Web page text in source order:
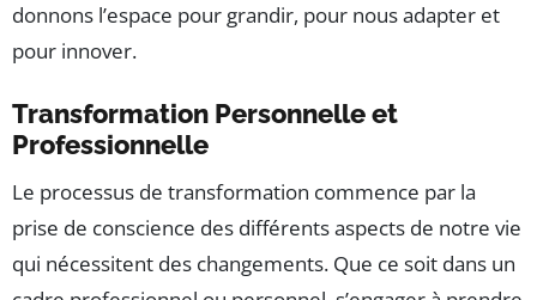
donnons l’espace pour grandir, pour nous adapter et
pour innover.
Transformation Personnelle et
Professionnelle
Le processus de transformation commence par la
prise de conscience des différents aspects de notre vie
qui nécessitent des changements. Que ce soit dans un